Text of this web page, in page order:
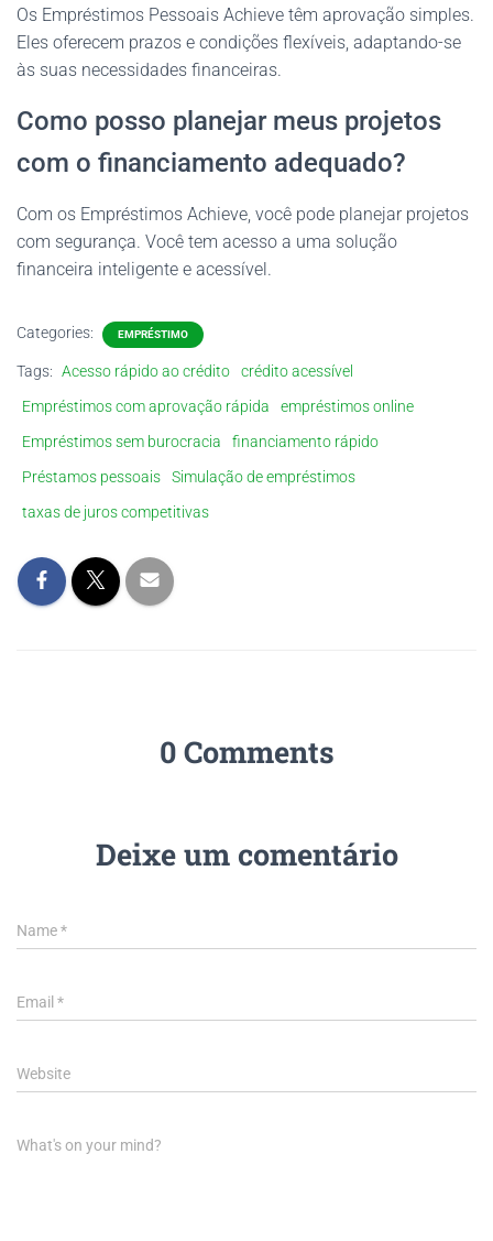
Os Empréstimos Pessoais Achieve têm aprovação simples.
Eles oferecem prazos e condições flexíveis, adaptando-se
às suas necessidades financeiras.
Como posso planejar meus projetos
com o financiamento adequado?
Com os Empréstimos Achieve, você pode planejar projetos
com segurança. Você tem acesso a uma solução
financeira inteligente e acessível.
Categories: EMPRÉSTIMO
Tags: Acesso rápido ao crédito
crédito acessível
Empréstimos com aprovação rápida
empréstimos online
Empréstimos sem burocracia
financiamento rápido
Préstamos pessoais
Simulação de empréstimos
taxas de juros competitivas
0 Comments
Deixe um comentário
Name*
Email *
Website
What's on your mind?